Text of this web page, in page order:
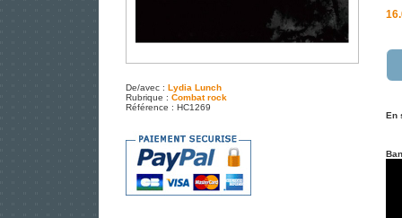
De/avec : Lydia Lunch
Rubrique : Combat rock
Référence : HC1269
En